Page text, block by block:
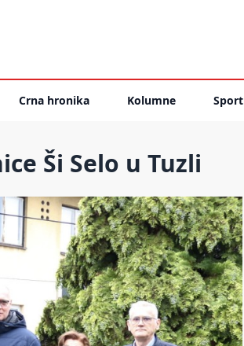
Crna hronika Kolumne Sport
Ši Selo u Tuzli